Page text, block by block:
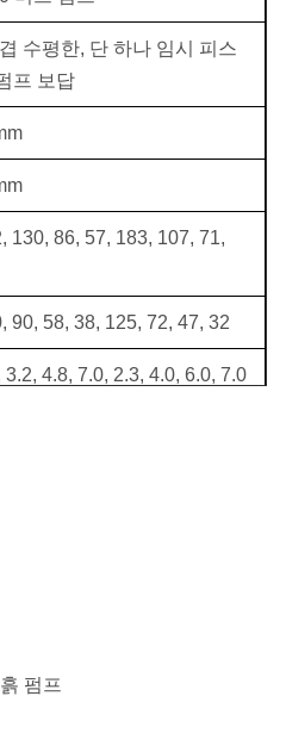
수평한, 단 하나 임시 피스
프 보답
130, 86, 57, 183, 107, 71,
90, 58, 38, 125, 72, 47, 32
3.2, 4.8, 7.0, 2.3, 4.0, 6.0, 7.0
펌프